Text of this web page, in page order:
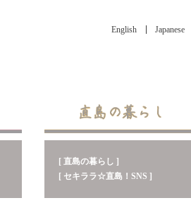
English Japanese
[ 直島の暮らし ]
[ セキララ☆直島！SNS ]